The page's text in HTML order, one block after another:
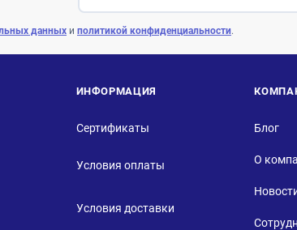
данных и политикой конфиденциальности.
ИНФОРМАЦИЯ
Сертификаты
Условия оплаты
Условия доставки
Блог
О